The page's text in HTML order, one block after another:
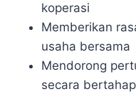
koperasi
Memberikan
usaha bersama
Mendorong
secara bertahap